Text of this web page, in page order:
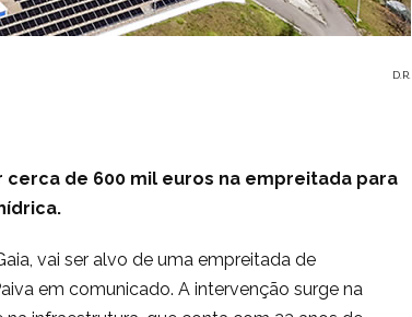
D.R.
cerca de 600 mil euros na empreitada para
vai ser alvo de uma empreitada de
em comunicado. A intervenção surge na